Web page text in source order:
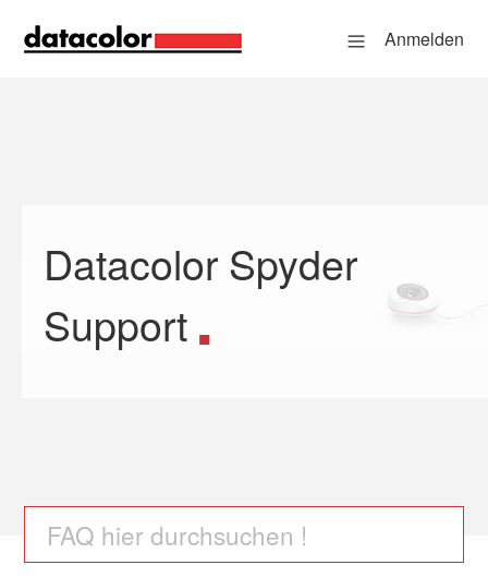
Anmelden
Datacolor Spyder
Support
Suche